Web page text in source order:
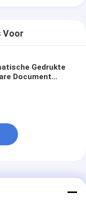
Voor
Gedrukte
Document